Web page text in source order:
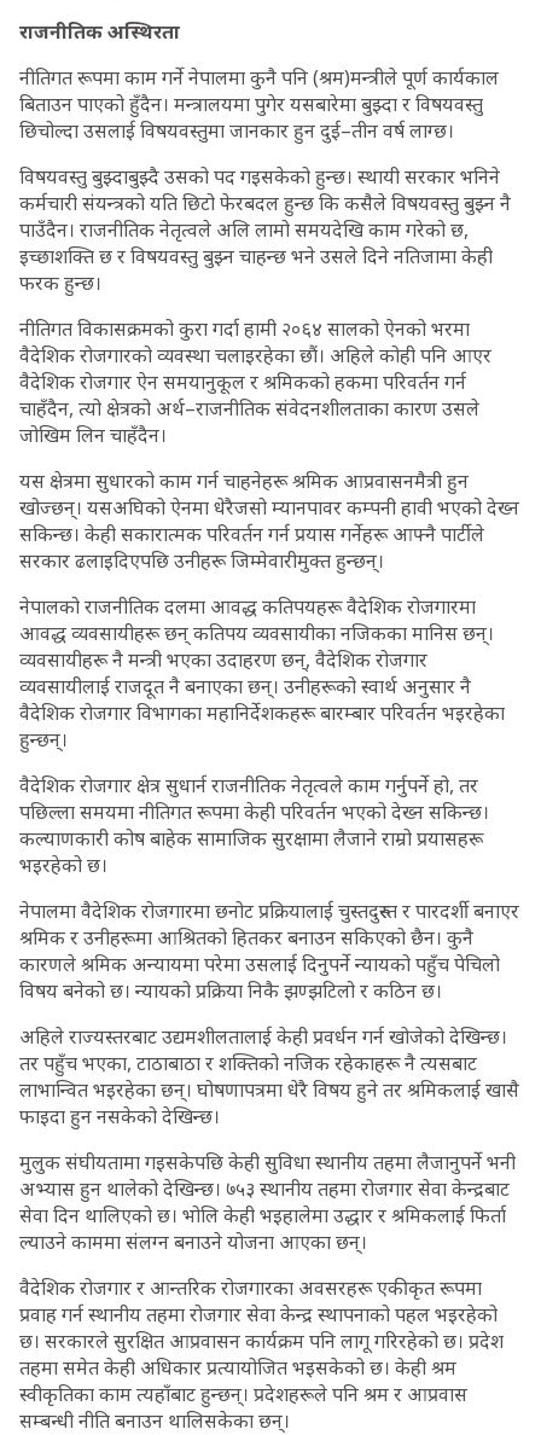
राजनीतिक अस्थिरता
नीतिगत रूपमा काम गर्ने नेपालमा कुनै पनि (श्रम)मन्त्रीले पूर्ण कार्यकाल
बिताउन पाएको हुँदैन। मन्त्रालयमा पुगेर यसबारेमा बुझ्दा र विषयवस्तु
छिचोल्दा उसलाई विषयवस्तुमा जानकार हुन दुई–तीन वर्ष लाग्छ।
विषयवस्तु बुझ्दाबुझ्दै उसको पद गइसकेको हुन्छ। स्थायी सरकार भनिने
कर्मचारी संयन्त्रको यति छिटो फेरबदल हुन्छ कि कसैले विषयवस्तु बुझ्न नै
पाउँदैन। राजनीतिक नेतृत्वले अलि लामो समयदेखि काम गरेको छ,
इच्छाशक्ति छ र विषयवस्तु बुझ्न चाहन्छ भने उसले दिने नतिजामा केही
फरक हुन्छ।
नीतिगत विकासक्रमको कुरा गर्दा हामी २०६४ सालको ऐनको भरमा
वैदेशिक रोजगारको व्यवस्था चलाइरहेका छौं। अहिले कोही पनि आएर
वैदेशिक रोजगार ऐन समयानुकूल र श्रमिकको हकमा परिवर्तन गर्न
चाहँदैन, त्यो क्षेत्रको अर्थ–राजनीतिक संवेदनशीलताका कारण उसले
जोखिम लिन चाहँदैन।
यस क्षेत्रमा सुधारको काम गर्न चाहनेहरू श्रमिक आप्रवासनमैत्री हुन
खोज्छन्। यसअघिको ऐनमा धेरैजसो म्यानपावर कम्पनी हावी भएको देख्न
सकिन्छ। केही सकारात्मक परिवर्तन गर्न प्रयास गर्नेहरू आफ्नै पार्टीले
सरकार ढलाइदिएपछि उनीहरू जिम्मेवारीमुक्त हुन्छन्।
नेपालको राजनीतिक दलमा आवद्ध कतिपयहरू वैदेशिक रोजगारमा
आवद्ध व्यवसायीहरू छन् कतिपय व्यवसायीका नजिकका मानिस छन्।
व्यवसायीहरू नै मन्त्री भएका उदाहरण छन्, वैदेशिक रोजगार
व्यवसायीलाई राजदूत नै बनाएका छन्। उनीहरूको स्वार्थ अनुसार नै
वैदेशिक रोजगार विभागका महानिर्देशकहरू बारम्बार परिवर्तन भइरहेका
हुन्छन्।
वैदेशिक रोजगार क्षेत्र सुधार्न राजनीतिक नेतृत्वले काम गर्नुपर्ने हो, तर
पछिल्ला समयमा नीतिगत रूपमा केही परिवर्तन भएको देख्न सकिन्छ।
कल्याणकारी कोष बाहेक सामाजिक सुरक्षामा लैजाने राम्रो प्रयासहरू
भइरहेको छ।
नेपालमा वैदेशिक रोजगारमा छनोट प्रक्रियालाई चुस्तदुरुस्त र पारदर्शी बनाएर
श्रमिक र उनीहरूमा आश्रितको हितकर बनाउन सकिएको छैन। कुनै
कारणले श्रमिक अन्यायमा परेमा उसलाई दिनुपर्ने न्यायको पहुँच पेचिलो
विषय बनेको छ। न्यायको प्रक्रिया निकै झण्झटिलो र कठिन छ।
अहिले राज्यस्तरबाट उद्यमशीलतालाई केही प्रवर्धन गर्न खोजेको देखिन्छ।
तर पहुँच भएका, टाठाबाठा र शक्तिको नजिक रहेकाहरू नै त्यसबाट
लाभान्वित भइरहेका छन्। घोषणापत्रमा धेरै विषय हुने तर श्रमिकलाई खासै
फाइदा हुन नसकेको देखिन्छ।
मुलुक संघीयतामा गइसकेपछि केही सुविधा स्थानीय तहमा लैजानुपर्ने भनी
अभ्यास हुन थालेको देखिन्छ। ७५३ स्थानीय तहमा रोजगार सेवा केन्द्रबाट
सेवा दिन थालिएको छ। भोलि केही भइहालेमा उद्धार र श्रमिकलाई फिर्ता
ल्याउने काममा संलग्न बनाउने योजना आएका छन्।
वैदेशिक रोजगार र आन्तरिक रोजगारका अवसरहरू एकीकृत रूपमा
प्रवाह गर्न स्थानीय तहमा रोजगार सेवा केन्द्र स्थापनाको पहल भइरहेको
छ। सरकारले सुरक्षित आप्रवासन कार्यक्रम पनि लागू गरिरहेको छ। प्रदेश
तहमा समेत केही अधिकार प्रत्यायोजित भइसकेको छ। केही श्रम
स्वीकृतिका काम त्यहाँबाट हुन्छन्। प्रदेशहरूले पनि श्रम र आप्रवास
सम्बन्धी नीति बनाउन थालिसकेका छन्।